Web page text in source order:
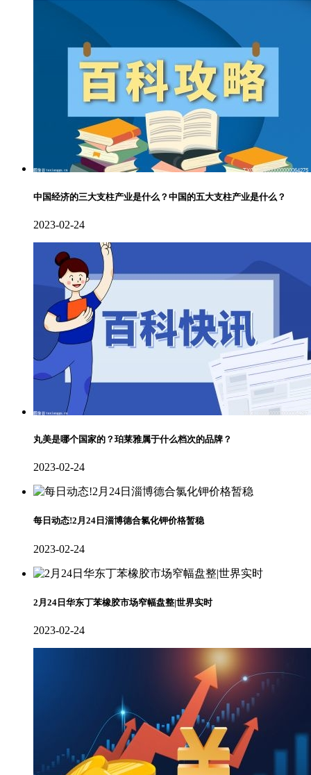
中国经济的三大支柱产业是什么？中国的五大支柱产业是什么？
2023-02-24
丸美是哪个国家的？珀莱雅属于什么档次的品牌？
2023-02-24
每日动态!2月24日淄博德合氯化钾价格暂稳
2023-02-24
2月24日华东丁苯橡胶市场窄幅盘整|世界实时
2023-02-24